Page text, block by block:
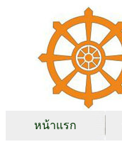
หน้าแรก